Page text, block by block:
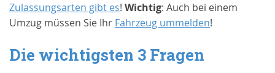
Zulassungsarten gibt es! Wichtig: Auch bei einem
Umzug müssen Sie Ihr Fahrzeug ummelden!
Die wichtigsten 3 Fragen